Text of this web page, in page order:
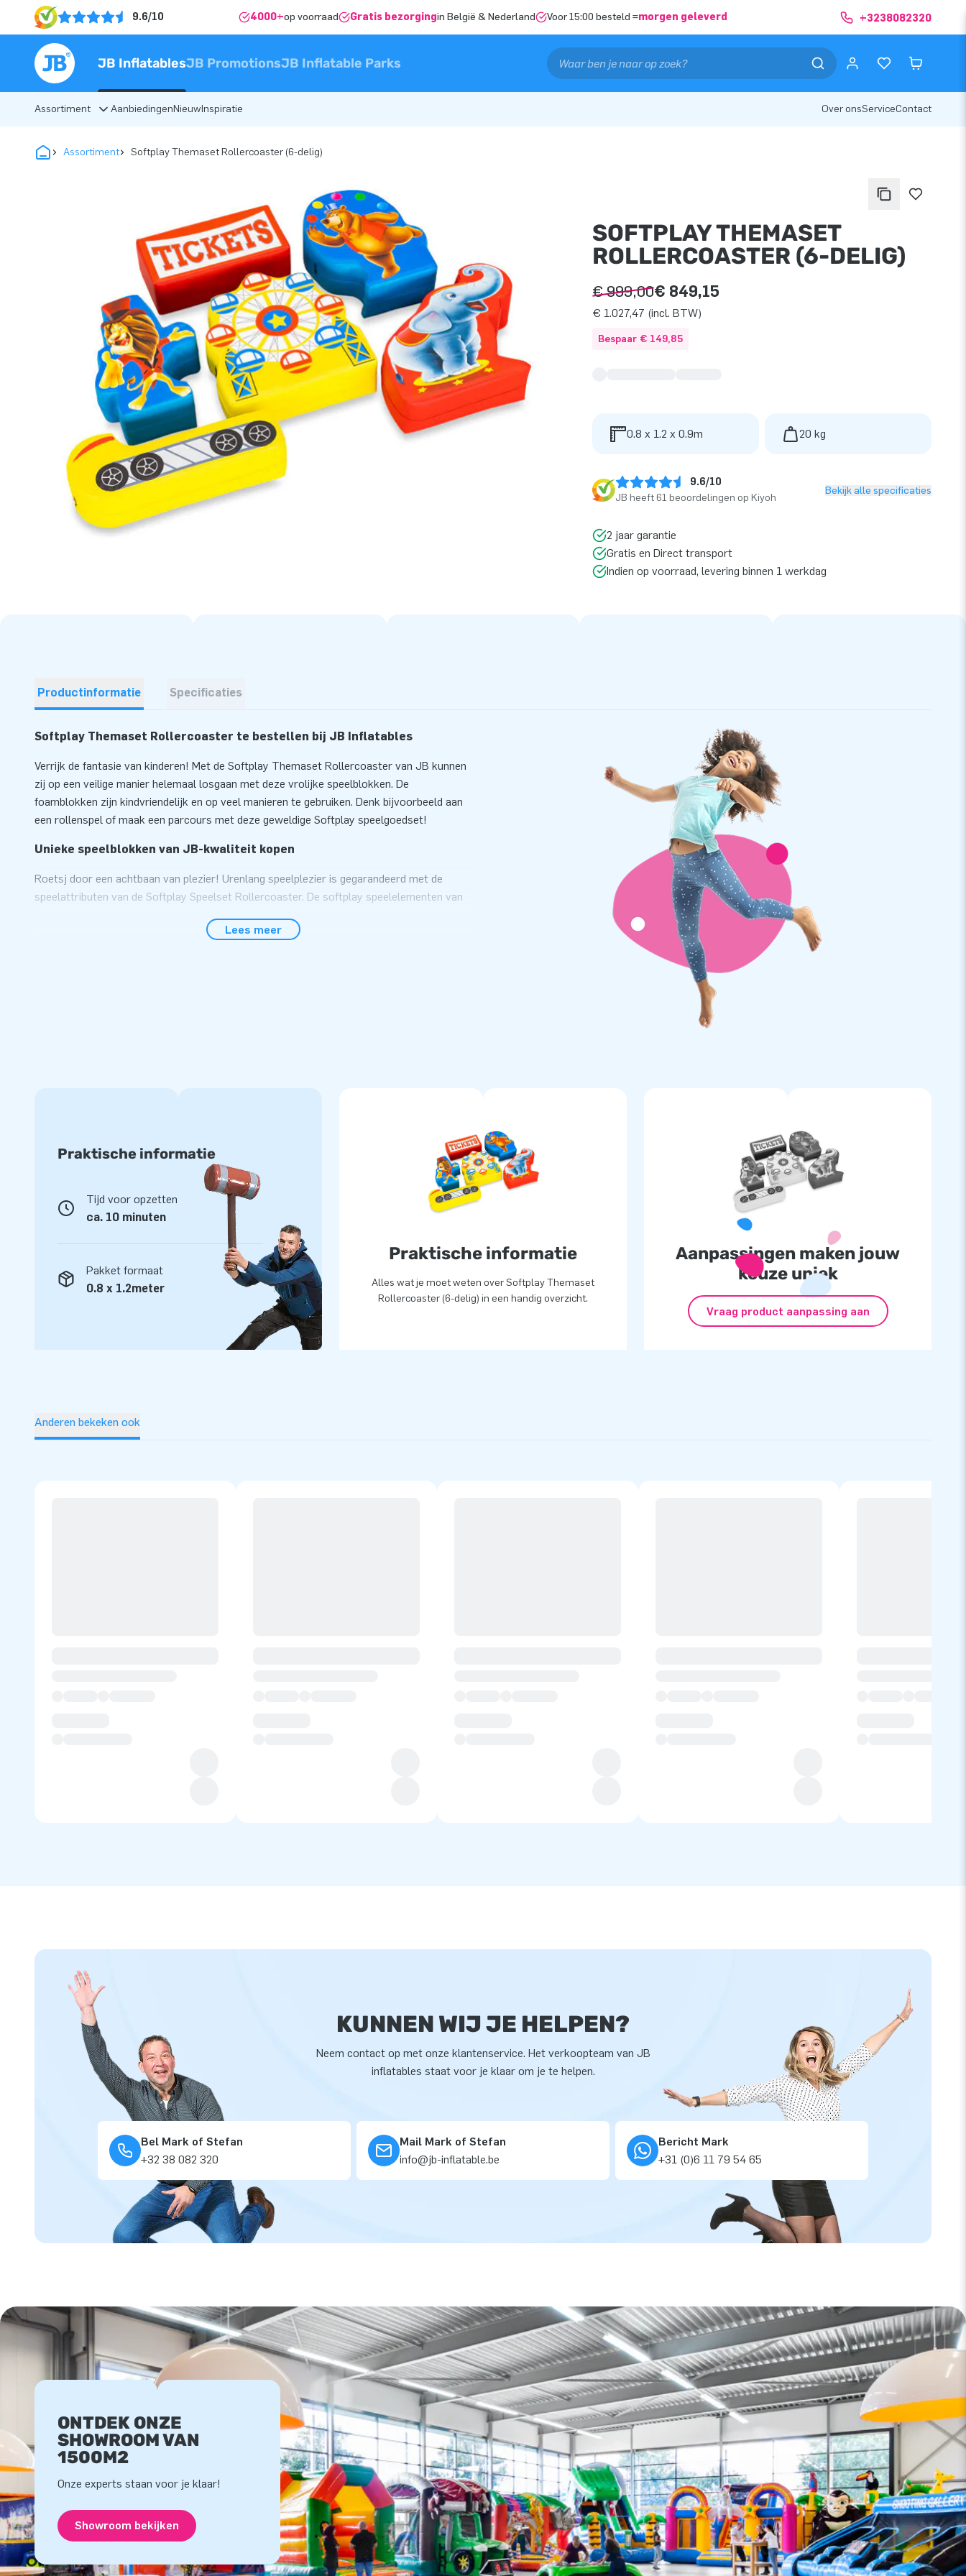
9.6/10 4000+op voorraad Gratis bezorgingin België & Nederland Voor 15:00 besteld =morgen geleverd +3238082320
JB InflatablesJB PromotionsJB Inflatable Parks
Assortiment AanbiedingenNieuwInspiratie Over onsServiceContact
Assortiment Softplay Themaset Rollercoaster (6-delig)
SOFTPLAY THEMASET
ROLLERCOASTER (6-DELIG)
€ 999,00€ 849,15
€ 1.027,47 (incl. BTW)
Bespaar € 149,85
0.8 x 1.2 x 0.9m 20 kg
9.6/10
JB heeft 61 beoordelingen op Kiyoh
Bekijk alle specificaties
2 jaar garantie
Gratis en Direct transport
Indien op voorraad, levering binnen 1 werkdag
Productinformatie Specificaties
Softplay Themaset Rollercoaster te bestellen bij JB Inflatables
Verrijk de fantasie van kinderen! Met de Softplay Themaset Rollercoaster van JB kunnen
zij op een veilige manier helemaal losgaan met deze vrolijke speelblokken. De
foamblokken zijn kindvriendelijk en op veel manieren te gebruiken. Denk bijvoorbeeld aan
een rollenspel of maak een parcours met deze geweldige Softplay speelgoedset!
Unieke speelblokken van JB-kwaliteit kopen
Roetsj door een achtbaan van plezier! Urenlang speelplezier is gegarandeerd met de
speelattributen van de Softplay Speelset Rollercoaster. De softplay speelelementen van
in wachtkamers, restaurants en speelparken. Tip: Combineer met andere softplay sets
Lees meer
Praktische informatie
Tijd voor opzetten
ca. 10 minuten
Pakket formaat
0.8 x 1.2meter
Praktische informatie
Alles wat je moet weten over Softplay Themaset
Rollercoaster (6-delig) in een handig overzicht.
Aanpassingen maken jouw
keuze uniek
Vraag product aanpassing aan
Anderen bekeken ook
KUNNEN WIJ JE HELPEN?
Neem contact op met onze klantenservice. Het verkoopteam van JB
inflatables staat voor je klaar om je te helpen.
Bel Mark of Stefan
+32 38 082 320
Mail Mark of Stefan
info@jb-inflatable.be
Bericht Mark
+31 (0)6 11 79 54 65
ONTDEK ONZE
SHOWROOM VAN
1500M2
Onze experts staan voor je klaar!
Showroom bekijken